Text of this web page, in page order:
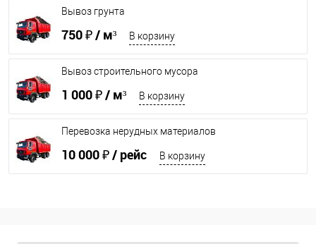
Вывоз грунта
750 ₽/ м³ В корзину
Вывоз строительного мусора
1 000 ₽/ м³ В корзину
Перевозка нерудных материалов
10 000 ₽/ рейс В корзину